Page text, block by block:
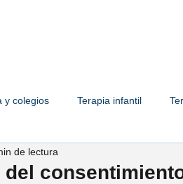
y colegios Terapia infantil
familiar
del
de lectura